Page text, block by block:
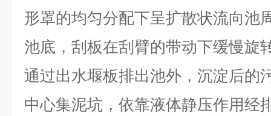
形罩的均匀分配下呈扩散状流向池
池底，刮板在刮臂的带动下缓慢旋
通过出水堰板排出池外，沉淀后的
中心集泥坑，依靠液体静压作用经